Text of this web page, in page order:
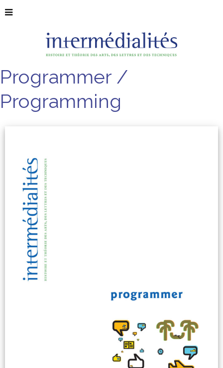
Programmer /
Programming